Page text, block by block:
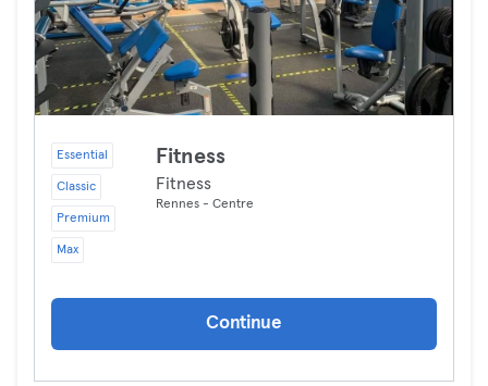
Essential
Classic
Premium
Max
Fitness
Fitness
Rennes - Centre
Continue